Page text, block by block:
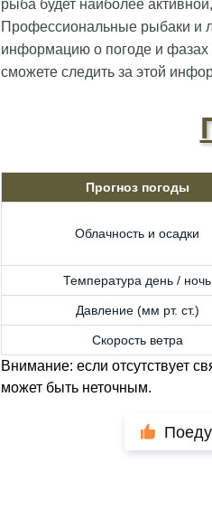
рыба будет наиболее
Профессиональные рыбаки и
информацию о погоде и
сможете следить за этой
Прогноз погоды
Облачность и осадки
Температура день / ночь
Давление (мм рт. ст.)
Скорость ветра
Внимание: если отсутствует
может быть неточным.